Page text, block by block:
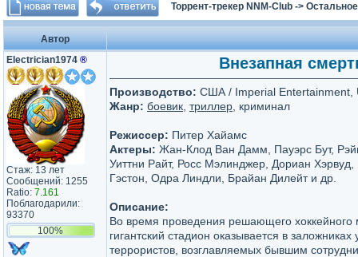
Торрент-трекер NNM-Club -> Остальное
Автор
Electrician1974 ®
Стаж: 13 лет
Сообщений: 1255
Ratio: 7.161
Поблагодарили:
93370
100%
Внезапная
Производство: США / Imperial Entertainment,
Жанр: боевик триллер , криминал
Режиссер: Питер Хайамс
Актеры: Жан-Клод Ван Дамм, Пауэрс Бут,
Уиттни Райт, Росс Мэлинджер, Дориан
Гэстон, Одра Линдли, Брайан Дилейт и др.
Описание:
Во время проведения решающего хоккейного
гигантский стадион оказывается в заложниках
террористов, возглавляемых бывшим